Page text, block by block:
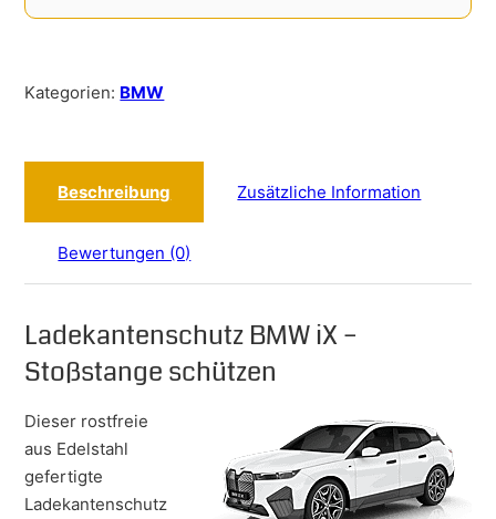
Kategorien: BMW
Beschreibung Zusätzliche Information
Bewertungen (0)
Ladekantenschutz BMW iX –
Stoßstange schützen
Dieser rostfreie
aus Edelstahl
gefertigte
Ladekantenschutz